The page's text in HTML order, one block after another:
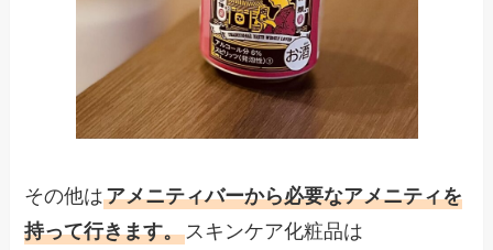
その他はアメニティバーから必要なアメニティを
持って行きます。スキンケア化粧品は